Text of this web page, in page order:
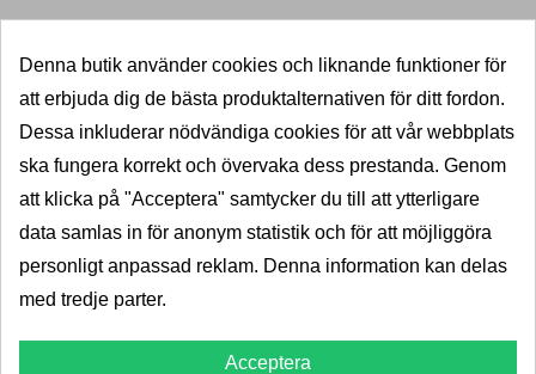
Pris
667,00 kr 833,00 kr
LÄGG I VARUKORG
Denna butik använder cookies och liknande funktioner för
att erbjuda dig de bästa produktalternativen för ditt fordon.
Dessa inkluderar nödvändiga cookies för att vår webbplats
ska fungera korrekt och övervaka dess prestanda. Genom
att klicka på "Acceptera" samtycker du till att ytterligare
data samlas in för anonym statistik och för att möjliggöra
personligt anpassad reklam. Denna information kan delas
med tredje parter.
Acceptera